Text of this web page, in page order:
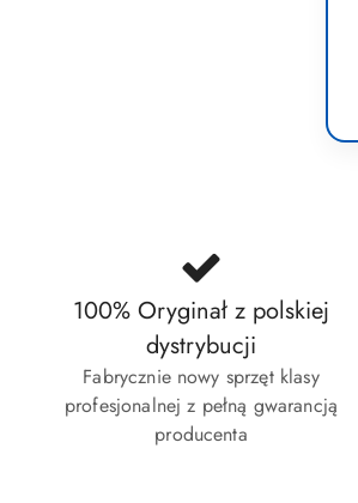
100% Oryginał z polskiej
dystrybucji
Fabrycznie nowy sprzęt klasy
profesjonalnej z pełną gwarancją
producenta